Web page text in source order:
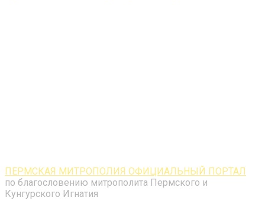
ПЕРМСКАЯ МИТРОПОЛИЯ ОФИЦИАЛЬНЫЙ ПОРТАЛ
по благословению митрополита Пермского и
Кунгурского Игнатия